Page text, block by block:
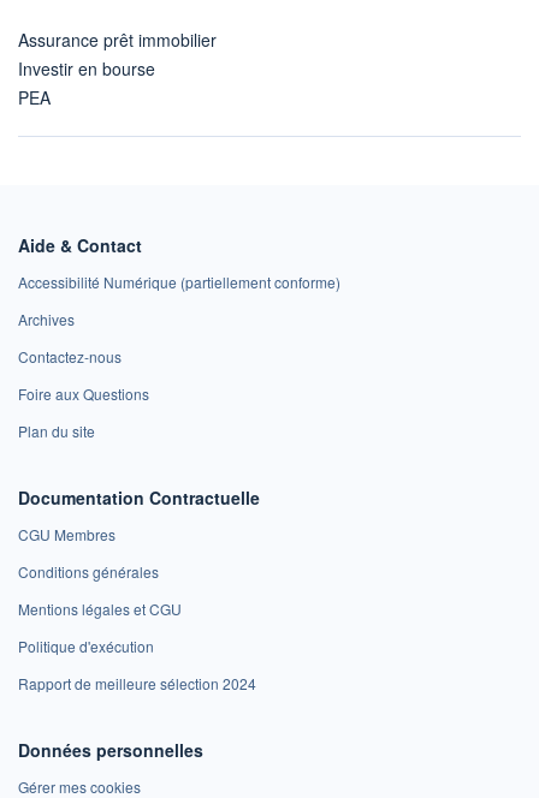
Assurance prêt immobilier
Investir en bourse
PEA
Aide & Contact
Accessibilité Numérique (partiellement conforme)
Archives
Contactez-nous
Foire aux Questions
Plan du site
Documentation Contractuelle
CGU Membres
Conditions générales
Mentions légales et CGU
Politique d'exécution
Rapport de meilleure sélection 2024
Données personnelles
Gérer mes cookies